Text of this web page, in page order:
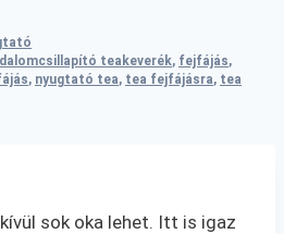
teakeverék, fejfájás,
, nyugtató tea, tea fejfájásra, tea
sok oka lehet. Itt is igaz